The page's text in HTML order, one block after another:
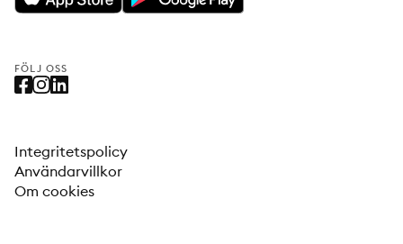
FÖLJ OSS
Integritetspolicy
Användarvillkor
Om cookies